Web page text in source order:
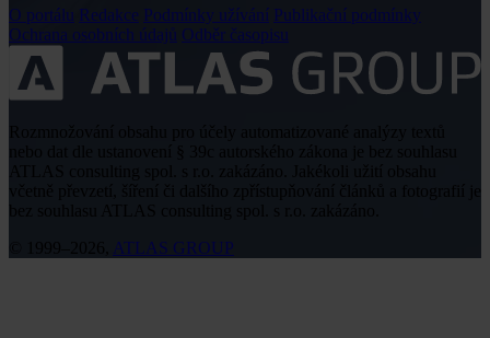
O portálu Redakce Podmínky užívání Publikační podmínky
Ochrana osobních údajů Odběr časopisu
včetně převzetí, šíření či dalšího zpřístupňování článků a fotografií je
ATLAS GROUP